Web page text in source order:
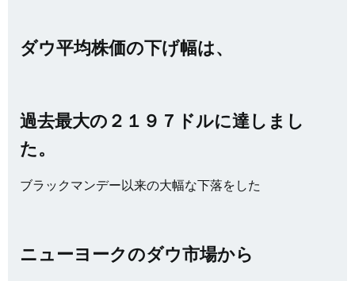
ダウ平均株価の下げ幅は、
過去最大の２１９７ドルに達しまし
た。
ブラックマンデー以来の大幅な下落をした
ニューヨークのダウ市場から